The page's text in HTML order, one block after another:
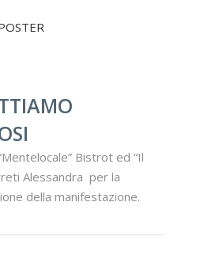
Bistrot ed “Il
Alessandra per la
della manifestazione.